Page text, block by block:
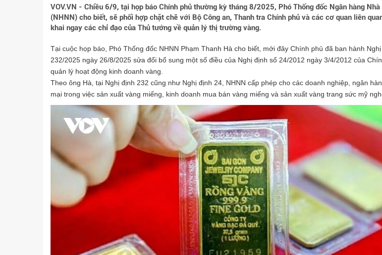
VOV.VN - Chiều 6/9, tại họp báo Chính phủ thường kỳ tháng 8/2025, Phó Thống đốc Ngân hàng
(NHNN) cho biết, sẽ phối hợp chặt chẽ với Bộ Công an, Thanh tra Chính phủ và các cơ quan liên
khai ngay các chỉ đạo của Thủ tướng về quản lý thị trường vàng.
Tại cuộc họp báo, Phó Thống đốc NHNN Phạm Thanh Hà cho biết, mới đây Chính phủ đã ban hành
232/2025 ngày 26/8/2025 sửa đổi bổ sung một số điều của Nghị định số 24/2012 ngày 3/4/2012 của
quản lý hoạt động kinh doanh vàng.
Theo ông Hà, tại Nghị định 232 cũng như Nghị định 24, NHNN cấp phép cho các doanh nghiệp, ngân
mại trong việc sản xuất vàng miếng, kinh doanh mua bán vàng miếng và sản xuất vàng trang sức mỹ